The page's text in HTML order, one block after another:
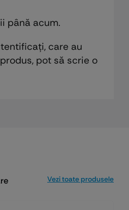
până acum.
care au
pot să scrie o
Vezi toate produsele